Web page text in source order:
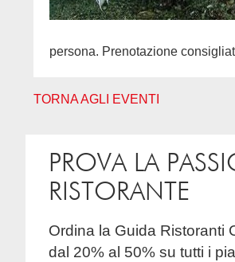
persona. Prenotazione
TORNA AGLI EVENTI
PROVA LA
RISTORANTE
Ordina la Guida Ristoranti Che Passione e inizia un viaggio gastronomico unico risparmiando ogni volta
dal 20% al 50% su tutti i